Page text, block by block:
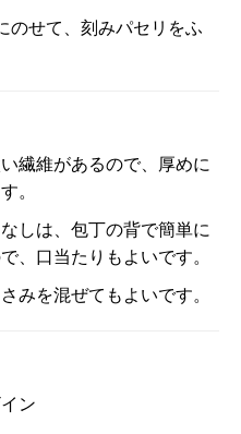
のせて、刻みパセリをふ
繊維があるので、厚めに
。
しは、包丁の背で簡単に
、口当たりもよいです。
みを混ぜてもよいです。
ン